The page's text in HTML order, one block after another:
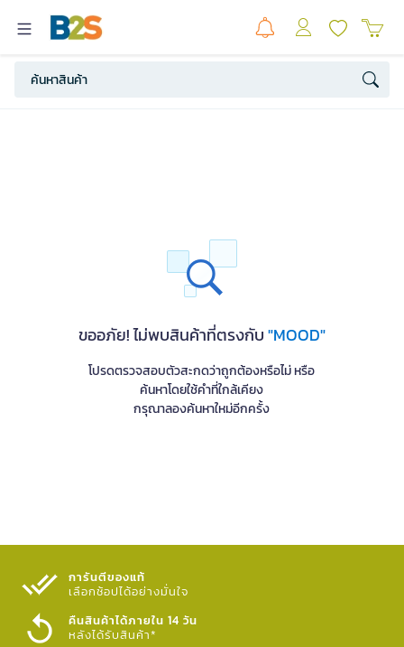
ขออภัย! ไม่พบสินค้าที่ตรงกับ"MOOD"
โปรดตรวจสอบตัวสะกดว่าถูกต้องหรือไม่ หรือ
ค้นหาโดยใช้คำที่ใกล้เคียง
กรุณาลองค้นหาใหม่อีกครั้ง
การันตีของแท้
เลือกช้อปได้อย่างมั่นใจ​
คืนสินค้าได้ภายใน 14 วัน
หลังได้รับสินค้า*